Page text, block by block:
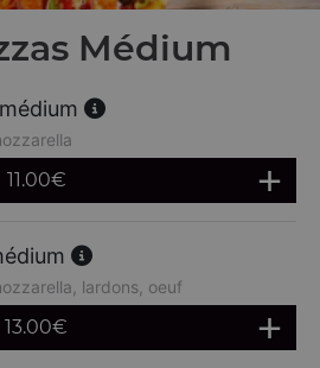
Médium
11.00€
lardons, oeuf
13.00€